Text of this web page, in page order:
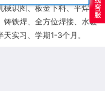
械识图、板金下料、平焊、
铸铁焊、全方位焊接、水暖
实习、学期1-3个月。